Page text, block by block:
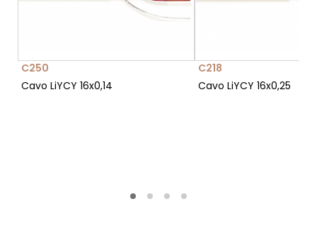
C250
Cavo LiYCY 16x0,14
C218
Cavo LiYCY 16x0,25